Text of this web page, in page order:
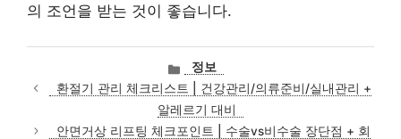
의 조언을 받는 것이 좋습니다.
카
테
고
리
정보
환절기 관리 체크리스트 | 건강관리/의류준비/실내관리 +
알레르기 대비
안면거상 리프팅 체크포인트 | 수술vs비수술 장단점 + 회